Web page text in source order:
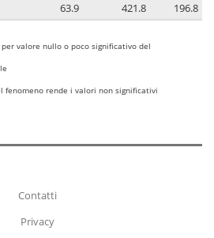
63.9 421.8 196.8
valore nullo o poco significativo del
fenomeno rende i valori non significativi
Contatti
Privacy